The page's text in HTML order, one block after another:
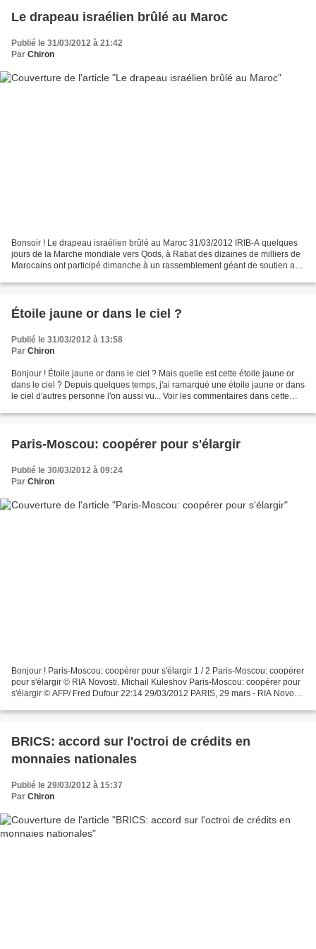
Le drapeau israélien brûlé au Maroc
Publié le 31/03/2012 à 21:42
Par Chiron
Bonsoir ! Le drapeau israélien brûlé au Maroc 31/03/2012 IRIB-A quelques
jours de la Marche mondiale vers Qods, à Rabat des dizaines de milliers de
Marocains ont participé dimanche à un rassemblement géant de soutien aux
Étoile jaune or dans le ciel ?
Publié le 31/03/2012 à 13:58
Par Chiron
Bonjour ! Étoile jaune or dans le ciel ? Mais quelle est cette étoile jaune or
dans le ciel ? Depuis quelques temps, j'ai ramarqué une étoile jaune or dans
le ciel d'autres personne l'on aussi vu... Voir les commentaires dans cette
nord-haarp-analyse-100889222-comments.html#anchorComment...
Paris-Moscou: coopérer pour s'élargir
Publié le 30/03/2012 à 09:24
Par Chiron
Bonjour ! Paris-Moscou: coopérer pour s'élargir 1 / 2 Paris-Moscou: coopérer
pour s'élargir © RIA Novosti. Michail Kuleshov Paris-Moscou: coopérer pour
s'élargir © AFP/ Fred Dufour 22:14 29/03/2012 PARIS, 29 mars - RIA Novosti
BRICS: accord sur l'octroi de crédits en
monnaies nationales
Publié le 29/03/2012 à 15:37
Par Chiron